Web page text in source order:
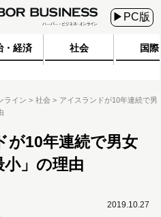
▶PC版
・経済 社会 国際
ライン 社会
アイスランドが10年連続で男
が10年連続で男女
」の理由
2019.10.27